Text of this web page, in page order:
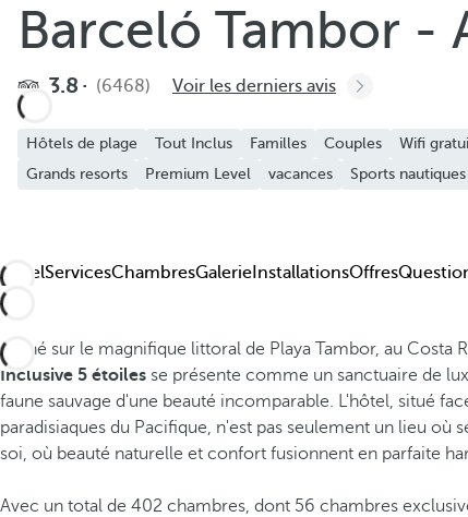
Ajouter aux favoris
Barceló Tambor -
3.8 (6468) Voir les derniers avis
Hôtels de plage Tout Inclus Familles Couples Wifi
Grands resorts
Premium Level vacances Sports nautiques
HôtelServicesChambresGalerie InstallationsOffres
Niché sur le magnifique littoral de Playa Tambor, au Costa
Inclusive 5 étoiles se présente comme un sanctuaire de
faune sauvage d'une beauté incomparable. L'hôtel, situé
paradisiaques du Pacifique, n'est pas seulement un lieu où
soi, où beauté naturelle et confort fusionnent en parfaite
Avec un total de 402 chambres, dont 56 chambres